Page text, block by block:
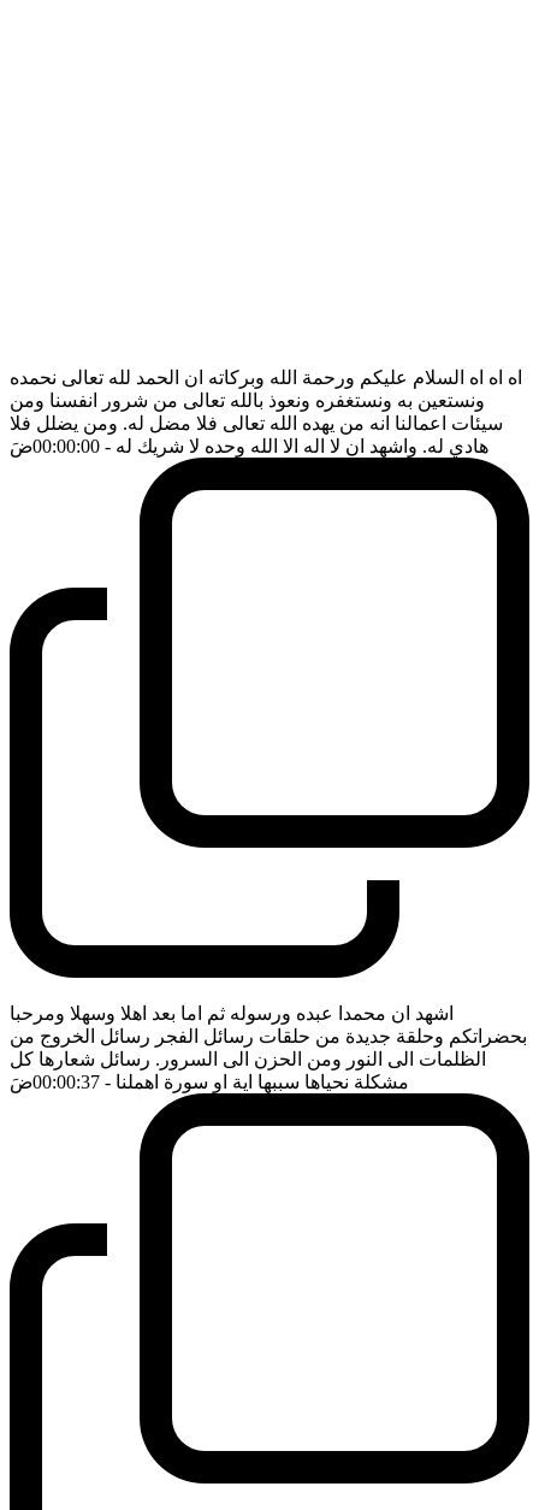
اه اه اه السلام عليكم ورحمة الله وبركاته ان الحمد لله تعالى نحمده
ونستعين به ونستغفره ونعوذ بالله تعالى من شرور انفسنا ومن
سيئات اعمالنا انه من يهده الله تعالى فلا مضل له. ومن يضلل فلا
هادي له. واشهد ان لا اله الا الله وحده لا شريك له - 00:00:00 ضَ
اشهد ان محمدا عبده ورسوله ثم اما بعد اهلا وسهلا ومرحبا
بحضراتكم وحلقة جديدة من حلقات رسائل الفجر رسائل الخروج من
الظلمات الى النور ومن الحزن الى السرور. رسائل شعارها كل
مشكلة نحياها سببها اية او سورة اهملنا - 00:00:37 ضَ